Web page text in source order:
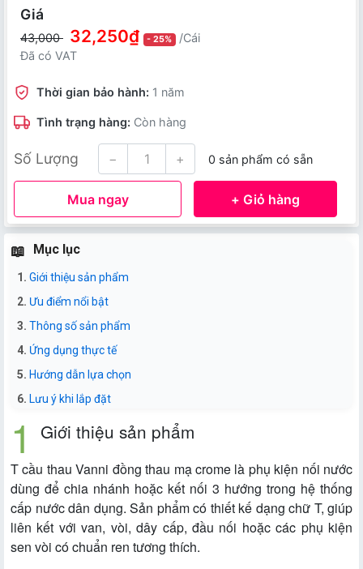
Giá
43,000 32,250₫ - 25%
/Cái
Đã có VAT
Thời gian bảo hành: 1 năm
Tình trạng hàng: Còn hàng
Số Lượng − + 0 sản phẩm có sẵn
Mua ngay + Giỏ hàng
Mục lục
Giới thiệu sản phẩm
Ưu điểm nổi bật
Thông số sản phẩm
Ứng dụng thực tế
Hướng dẫn lựa chọn
Lưu ý khi lắp đặt
Giới thiệu sản phẩm
T cầu thau Vanni đồng thau mạ crome là phụ kiện nối nước
dùng để chia nhánh hoặc kết nối 3 hướng trong hệ thống
cấp nước dân dụng. Sản phẩm có thiết kế dạng chữ T, giúp
liên kết với van, vòi, dây cấp, đầu nối hoặc các phụ kiện
sen vòi có chuẩn ren tương thích.